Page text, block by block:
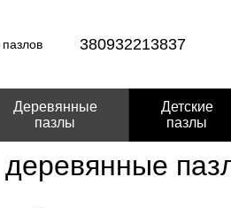
380932213837
Деревянные
пазлы
Детские
пазлы